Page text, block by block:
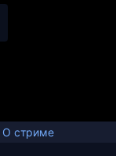
О стриме